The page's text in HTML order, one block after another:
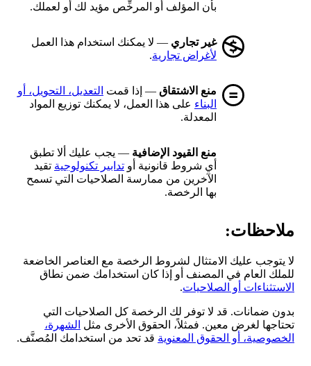
بأن المؤلف أو المرخِّص مؤيد لك أو لعملك.
غير تجاري — لا يمكنك استخدام هذا العمل
لأغراض تجارية.
منع الاشتقاق — إذا قمت التعديل، التحويل، أو
البناء على هذا العمل، لا يمكنك توزيع المواد
المعدلة.
منع القيود الإضافية — يجب عليك ألا تطبق
أي شروط قانونية أو تدابير تكنولوجية تقيد
الآخرين من ممارسة الصلاحيات التي تسمح
بها الرخصة.
ملاحظات:
لا يتوجب عليك الامتثال لشروط الرخصة مع العناصر الخاضعة
للملك العام في المصنف أو إذا كان استخدامك ضمن نطاق
الاستثناءات أو الصلاحيات.
بدون ضمانات. قد لا توفر لك الرخصة كل الصلاحيات التي
تحتاجها لغرض معين. فمثلاً، الحقوق الأخرى مثل الشهرة،
الخصوصية، أو الحقوق المعنوية قد تحد من استخدامك المُصنَّف.